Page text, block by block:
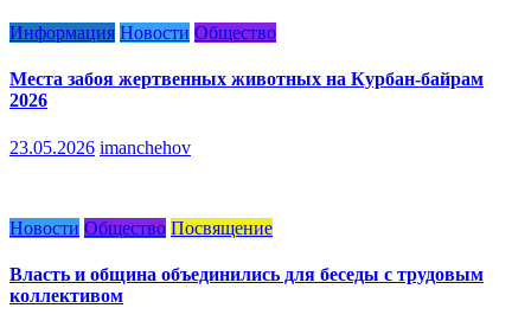
Информация Новости Общество
Места забоя жертвенных животных на Курбан-байрам
2026
23.05.2026 imanchehov
Новости Общество Посвящение
Власть и община объединились для беседы с трудовым
коллективом